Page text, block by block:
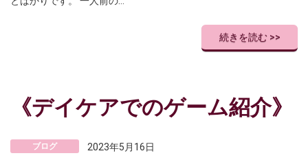
続きを読む >>
《デイケアでのゲーム紹介》
ブログ 2023年5月16日